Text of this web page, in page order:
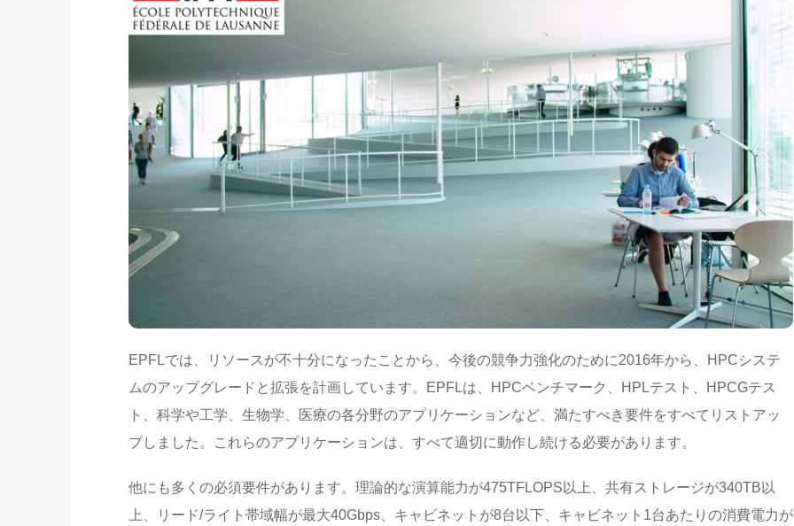
EPFLでは、リソースが不十分になったことから、今後の競争力強化のために2016年から、HPCシステ
ムのアップグレードと拡張を計画しています。EPFLは、HPCベンチマーク、HPLテスト、HPCGテス
ト、科学や工学、生物学、医療の各分野のアプリケーションなど、満たすべき要件をすべてリストアッ
プしました。これらのアプリケーションは、すべて適切に動作し続ける必要があります。
他にも多くの必須要件があります。理論的な演算能力が475TFLOPS以上、共有ストレージが340TB以
上、リード/ライト帯域幅が最大40Gbps、キャビネットが8台以下、キャビネット1台あたりの消費電力が